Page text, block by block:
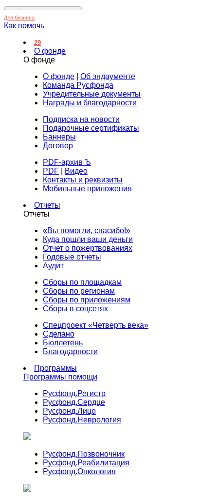
Для бизнеса
Как помочь
29
О фонде
О фонде
О фонде
Об эндаументе
Команда Русфонда
Учредительные документы
Награды и благодарности
Подписка на новости
Подарочные сертификаты
Баннеры
Договор
PDF-архив Ъ
PDF
Видео
Контакты и реквизиты
Мобильные приложения
Отчеты
Отчеты
«Вы помогли, спасибо!»
Куда пошли ваши деньги
Отчет о пожертвованиях
Годовые отчеты
Аудит
Сборы по площадкам
Сборы по регионам
Сборы по приложениям
Сборы в соцсетях
Спецпроект «Четверть века»
Сделано
Бюллетень
Благодарности
Программы
Программы помощи
Русфонд.Регистр
Русфонд.Сердце
Русфонд.Лицо
Русфонд.Неврология
Русфонд.Позвоночник
Русфонд.Реабилитация
Русфонд.Онкология